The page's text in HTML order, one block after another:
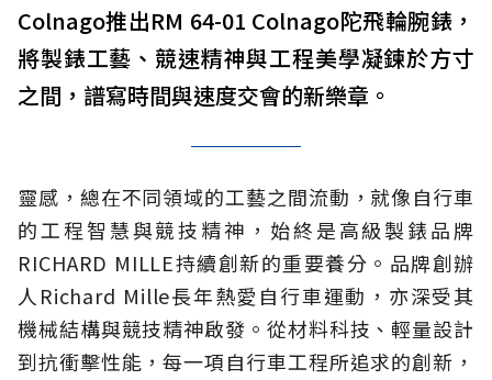
Colnago推出RM 64-01 Colnago陀飛輪腕錶，
將製錶工藝、競速精神與工程美學凝鍊於方寸
之間，譜寫時間與速度交會的新樂章。
靈感，總在不同領域的工藝之間流動，就像自行車
的工程智慧與競技精神，始終是高級製錶品牌
RICHARD MILLE持續創新的重要養分。品牌創辦
人Richard Mille長年熱愛自行車運動，亦深受其
機械結構與競技精神啟發。從材料科技、輕量設計
到抗衝擊性能，每一項自行車工程所追求的創新，